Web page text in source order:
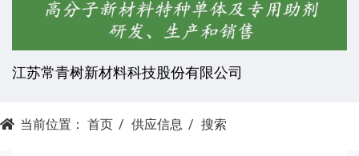
江苏常青树新材料科技股份有限公司
当前位置： 首页 供应信息 搜索